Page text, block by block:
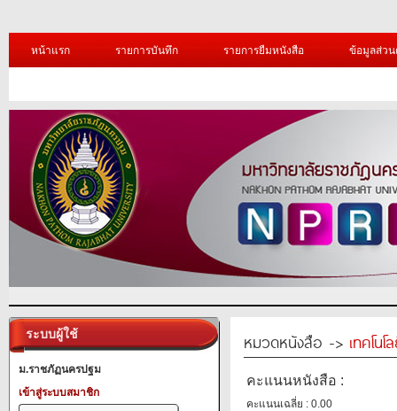
หน้าแรก รายการบันทึก รายการยืมหนังสือ ข้อมูลส่ว
ระบบผู้ใช้
ม.ราชภัฏนครปฐม
เข้าสู่ระบบสมาชิก
หมวดหนังสือ -> เทคโน
คะแนนหนังสือ :
คะแนนเฉลี่ย : 0.00